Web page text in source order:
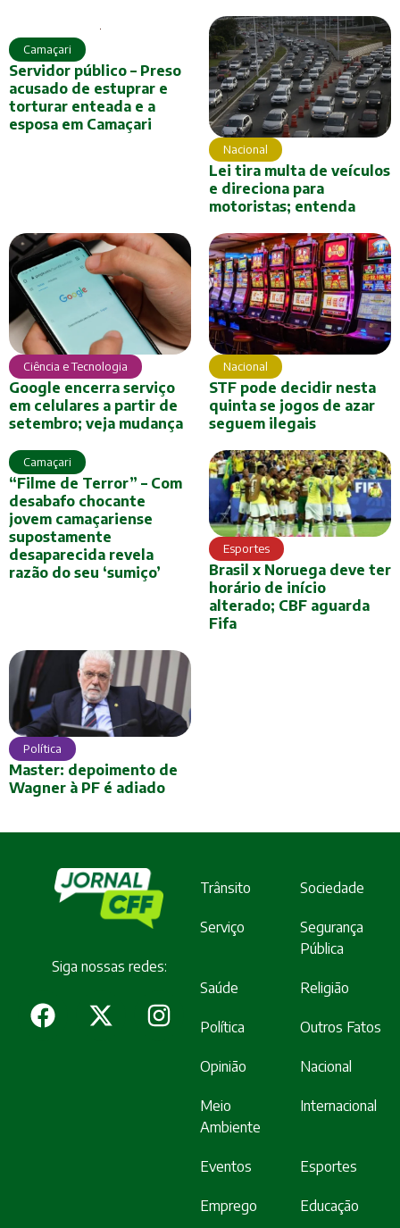
Camaçari
Servidor público – Preso
acusado de estuprar e
torturar enteada e a
esposa em Camaçari
Nacional
Lei tira multa de veículos
e direciona para
motoristas; entenda
Ciência e Tecnologia
Google encerra serviço
em celulares a partir de
setembro; veja mudança
Nacional
STF pode decidir nesta
quinta se jogos de azar
seguem ilegais
Camaçari
“Filme de Terror” – Com
desabafo chocante
jovem camaçariense
supostamente
desaparecida revela
razão do seu ‘sumiço’
Esportes
Brasil x Noruega deve ter
horário de início
alterado; CBF aguarda
Fifa
Política
Master: depoimento de
Wagner à PF é adiado
Siga nossas redes:
Trânsito Sociedade
Serviço
Segurança
Pública
Saúde Religião
Política Outros Fatos
Opinião Nacional
Meio
Ambiente
Internacional
Eventos Esportes
Emprego Educação